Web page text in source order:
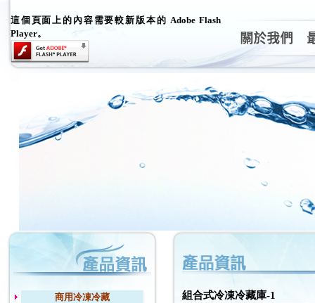
這個頁面上的內容需要較新版本的 Adobe Flash
Player。
商用冷凍冷藏
組合式冷凍冷藏庫-1